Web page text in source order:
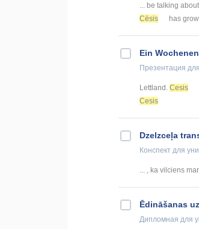
... be talking about
Cēsis
has
Ein
Презентация
Lettland. Cesis
Cesis
Dzelzceļa
Конспект для
... , ka vilciens
Ēdināšanas
Дипломная для